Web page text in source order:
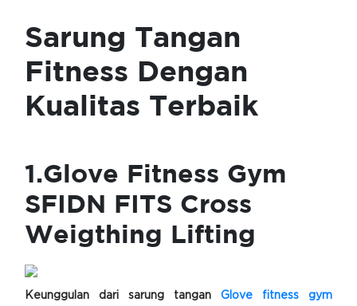
Sarung Tangan
Fitness Dengan
Kualitas Terbaik
1.Glove Fitness Gym
SFIDN FITS Cross
Weigthing Lifting
Keunggulan dari sarung tanganGlove fitness gym